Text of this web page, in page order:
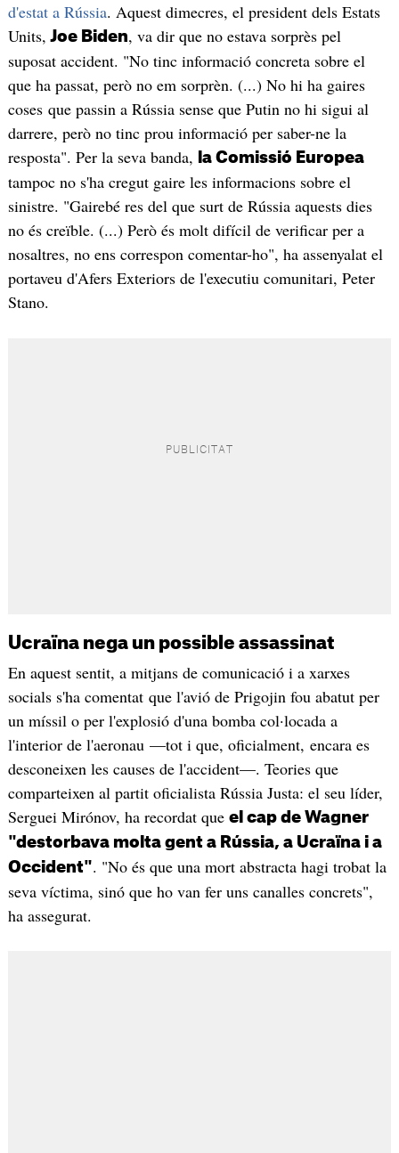
d'estat a Rússia. Aquest dimecres, el president dels Estats
Units, Joe Biden, va dir que no estava sorprès pel
suposat accident. "No tinc informació concreta sobre el
que ha passat, però no em sorprèn. (...) No hi ha gaires
coses que passin a Rússia sense que Putin no hi sigui al
darrere, però no tinc prou informació per saber-ne la
resposta". Per la seva banda,
la Comissió Europea
tampoc no s'ha cregut gaire les informacions sobre el
sinistre. "Gairebé res del que surt de Rússia aquests dies
no és creïble. (...) Però és molt difícil de verificar per a
nosaltres, no ens correspon comentar-ho", ha assenyalat el
portaveu d'Afers Exteriors de l'executiu comunitari, Peter
Stano.
Ucraïna nega un possible assassinat
En aquest sentit, a mitjans de comunicació i a xarxes
socials s'ha comentat que l'avió de Prigojin fou abatut per
un míssil o per l'explosió d'una bomba col·locada a
l'interior de l'aeronau —tot i que, oficialment, encara es
desconeixen les causes de l'accident—. Teories que
comparteixen al partit oficialista Rússia Justa: el seu líder,
Serguei Mirónov, ha recordat que el cap de Wagner
"destorbava molta gent a Rússia, a Ucraïna i a
Occident". "No és que una mort abstracta hagi trobat la
seva víctima, sinó que ho van fer uns canalles concrets",
ha assegurat.